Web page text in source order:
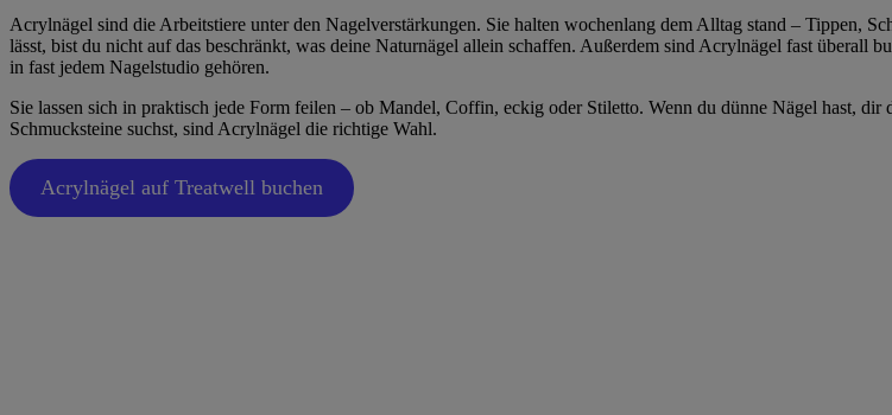
Acrylnägel sind die Arbeitstiere unter den Nagelverstärkungen. Sie halten wochenlang dem Alltag stand – Tippen,
lässt, bist du nicht auf das beschränkt, was deine Naturnägel allein schaffen. Außerdem sind Acrylnägel fast überall
in fast jedem Nagelstudio gehören.
Sie lassen sich in praktisch jede Form feilen – ob Mandel, Coffin, eckig oder Stiletto. Wenn du dünne Nägel hast,
Schmucksteine suchst, sind Acrylnägel die richtige Wahl.
Acrylnägel auf Treatwell buchen